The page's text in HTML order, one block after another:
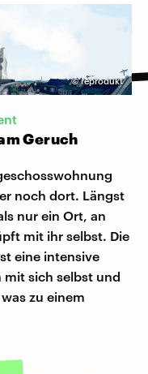
©reprodukt
Geruch
noch dort. Längst
nur ein Ort, an
mit ihr selbst. Die
eine intensive
mit sich selbst und
zu einem